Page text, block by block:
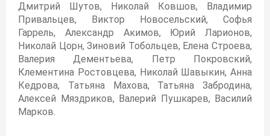
Дмитрий Шутов, Николай Ковшов, Владимир
Привальцев, Виктор Новосельский, Софья
Гаррель, Александр Акимов, Юрий Ларионов,
Николай Цорн, Зиновий Тобольцев, Елена Строева,
Валерия Дементьева, Петр Покровский,
Клементина Ростовцева, Николай Шавыкин, Анна
Кедрова, Татьяна Махова, Татьяна Забродина,
Алексей Мяздриков, Валерий Пушкарев, Василий
Марков.